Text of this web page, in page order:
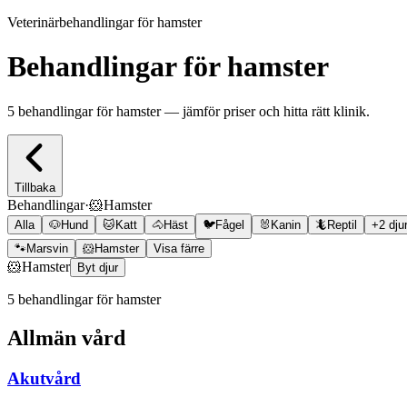
Veterinärbehandlingar för hamster
Behandlingar för hamster
5 behandlingar för hamster — jämför priser och hitta rätt klinik.
Tillbaka
Behandlingar·🐹Hamster
Alla 🐶Hund 🐱 Katt 🐴Häst 🐦Fågel 🐰 Kanin 🦎 Reptil +2
🐾Marsvin 🐹Hamster Visa färre
🐹Hamster Byt djur
5 behandlingarför hamster
Allmän vård
Akutvård